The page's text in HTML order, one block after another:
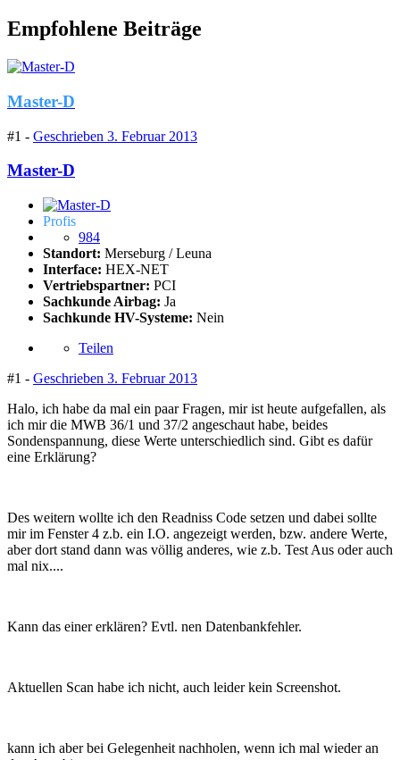
Empfohlene Beiträge
Master-D
#1 - Geschrieben 3. Februar 2013
Master-D
Profis
984
Standort: Merseburg / Leuna
Interface: HEX-NET
Vertriebspartner: PCI
Sachkunde Airbag: Ja
Sachkunde HV-Systeme: Nein
Teilen
#1 - Geschrieben 3. Februar 2013
Halo, ich habe da mal ein paar Fragen, mir ist heute aufgefallen, als
ich mir die MWB 36/1 und 37/2 angeschaut habe, beides
Sondenspannung, diese Werte unterschiedlich sind. Gibt es dafür
eine Erklärung?
Des weitern wollte ich den Readniss Code setzen und dabei sollte
mir im Fenster 4 z.b. ein I.O. angezeigt werden, bzw. andere Werte,
aber dort stand dann was völlig anderes, wie z.b. Test Aus oder auch
mal nix....
Kann das einer erklären? Evtl. nen Datenbankfehler.
Aktuellen Scan habe ich nicht, auch leider kein Screenshot.
kann ich aber bei Gelegenheit nachholen, wenn ich mal wieder an